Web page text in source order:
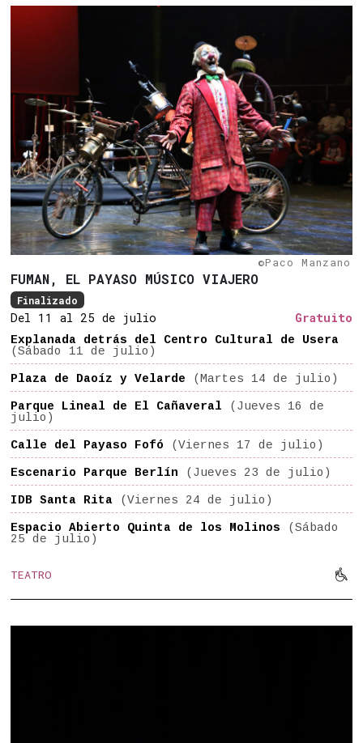
©Paco Manzano
FUMAN, EL PAYASO MÚSICO VIAJERO
Finalizado
Del 11 al 25 de julio Gratuito
Explanada detrás del Centro Cultural de Usera
(Sábado 11 de julio)
Plaza de Daoíz y Velarde (Martes 14 de julio)
Parque Lineal de El Cañaveral
(Jueves 16 de
julio)
Calle del Payaso Fofó (Viernes 17 de julio)
Escenario Parque Berlín (Jueves 23 de julio)
IDB Santa Rita (Viernes 24 de julio)
Espacio Abierto Quinta de los Molinos
(Sábado
25 de julio)
TEATRO 